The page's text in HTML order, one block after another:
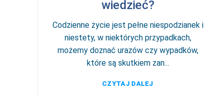
wiedzieć?
Codzienne życie jest pełne niespodzianek i
niestety, w niektórych przypadkach,
możemy doznać urazów czy wypadków,
które są skutkiem zan...
CZYTAJ DALEJ